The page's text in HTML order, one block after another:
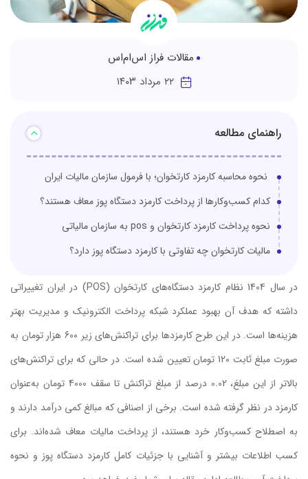
مقالات فراز اس‌ام‌اس
۲۲ مرداد ۱۴۰۳
راهنمای مطالعه
نحوه محاسبه کارمزد کارتخوان؛ با فرمول سازمان مالیات ایران
کدام کسب‌وکارها از پرداخت کارمزد دستگاه پوز معاف هستند؟
نحوه پرداخت کارمزد کارتخوان و pos به سازمان مالیاتی
مالیات کارتخوان چه تفاوتی با کارمزد دستگاه پوز دارد؟
در سال 1404 نظام کارمزد دستگاه‌های کارتخوان (POS) در ایران تغییراتی
داشته که هدف آن بهبود عملکرد شبکه پرداخت الکترونیک و مدیریت بهتر
هزینه‌ها است. در این طرح کارمزدها برای تراکنش‌های زیر 600 هزار تومان به
صورت مبلغ ثابت 120 تومان تعیین شده است. در حالی که برای تراکنش‌های
بالاتر از این مبلغ، 0.02 درصد از مبلغ تراکنش تا سقف 4000 تومان به‌عنوان
کارمزد در نظر گرفته شده است. برخی از اصنافی که مبالغ کمی درآمد دارند و
به اصطلاح کسب‌وکار خرد هستند، از پرداخت مالیات معاف شده‌اند. برای
کسب اطلاعات بیشتر و آشنایی با جزئیات کامل کارمزد دستگاه پوز و نحوه